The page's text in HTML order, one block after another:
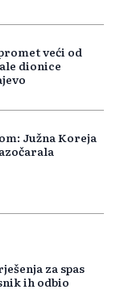
veći od
dionice
Južna Koreja
za spas
ih odbio